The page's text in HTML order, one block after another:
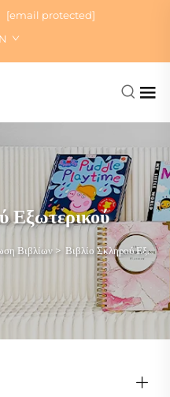
[email protected]
Εξωτερικού
Βιβλίων > Βιβλίο Σκληρού Εξωτερικού